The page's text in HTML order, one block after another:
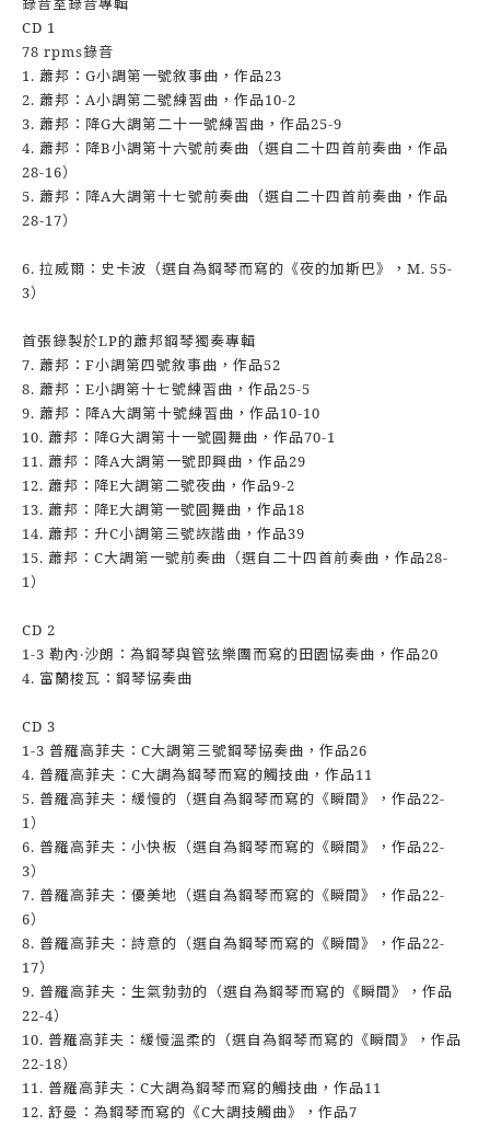
CD 1
78 rpms錄音
1. 蕭邦：G小調第一號敘事曲，作品23
2. 蕭邦：A小調第二號練習曲，作品10-2
3. 蕭邦：降G大調第二十一號練習曲，作品25-9
4. 蕭邦：降B小調第十六號前奏曲（選自二十四首前奏曲，作品
28-16）
5. 蕭邦：降A大調第十七號前奏曲（選自二十四首前奏曲，作品
28-17）
6. 拉威爾：史卡波（選自為鋼琴而寫的《夜的加斯巴》，M. 55-
3）
首張錄製於LP的蕭邦鋼琴獨奏專輯
7. 蕭邦：F小調第四號敘事曲，作品52
8. 蕭邦：E小調第十七號練習曲，作品25-5
9. 蕭邦：降A大調第十號練習曲，作品10-10
10. 蕭邦：降G大調第十一號圓舞曲，作品70-1
11. 蕭邦：降A大調第一號即興曲，作品29
12. 蕭邦：降E大調第二號夜曲，作品9-2
13. 蕭邦：降E大調第一號圓舞曲，作品18
14. 蕭邦：升C小調第三號詼諧曲，作品39
15. 蕭邦：C大調第一號前奏曲（選自二十四首前奏曲，作品28-
1）
CD 2
1-3 勒內‧沙朗：為鋼琴與管弦樂團而寫的田園協奏曲，作品20
4. 富蘭梭瓦：鋼琴協奏曲
CD 3
1-3 普羅高菲夫：C大調第三號鋼琴協奏曲，作品26
4. 普羅高菲夫：C大調為鋼琴而寫的觸技曲，作品11
5. 普羅高菲夫：緩慢的（選自為鋼琴而寫的《瞬間》，作品22-
1）
6. 普羅高菲夫：小快板（選自為鋼琴而寫的《瞬間》，作品22-
3）
7. 普羅高菲夫：優美地（選自為鋼琴而寫的《瞬間》，作品22-
6）
8. 普羅高菲夫：詩意的（選自為鋼琴而寫的《瞬間》，作品22-
17）
9. 普羅高菲夫：生氣勃勃的（選自為鋼琴而寫的《瞬間》，作品
22-4）
10. 普羅高菲夫：緩慢溫柔的（選自為鋼琴而寫的《瞬間》，作品
22-18）
11. 普羅高菲夫：C大調為鋼琴而寫的觸技曲，作品11
12. 舒曼：為鋼琴而寫的《C大調技觸曲》，作品7